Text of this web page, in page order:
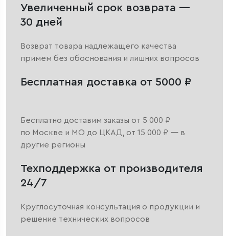
Увеличенный срок возврата —
30 дней
Возврат товара надлежащего качества
примем без обоснования и лишних вопросов
Бесплатная доставка от 5000 ₽
Бесплатно доставим заказы от 5 000 ₽
по Москве и МО до ЦКАД, от 15 000 ₽ — в
другие регионы
Техподдержка от производителя
24/7
Круглосуточная консультация о продукции и
решение технических вопросов